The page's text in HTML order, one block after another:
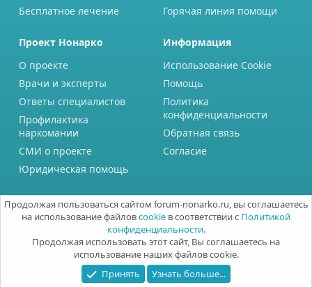
Бесплатное лечение
Горячая линия помощи
Проект Нонарко
О проекте
Врачи и эксперты
Ответы специалистов
Профилактика
наркомании
СМИ о проекте
Юридическая помощь
Информация
Использование Cookie
Помощь
Политика
конфиденциальности
Обратная связь
Согласие
Продолжая пользоваться сайтом forum-nonarko.ru, вы соглашаетесь
на использование файловcookie в соответствии с Политикой
конфиденциальности.
Продолжая использовать этот сайт, Вы соглашаетесь на
использование наших файлов cookie.
Принять
Узнать больше...